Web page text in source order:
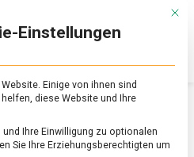
Online-
Magazin
zu
&
Ernährung
Mit
Einstellungen
Einige von ihnen sind
diese Website und Ihre
Ihre Einwilligung zu optionalen
Sie Ihre Erziehungsberechtigten um